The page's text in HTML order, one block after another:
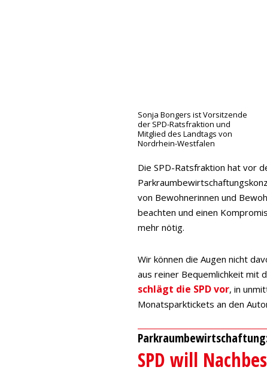
Sonja Bongers ist Vorsitzende
der SPD-Ratsfraktion und
Mitglied des Landtags von
Nordrhein-Westfalen
Die SPD-Ratsfraktion hat vor
von Bewohnerinnen und
beachten und einen
mehr nötig.
Wir können die Augen nicht
aus reiner Bequemlichkeit mit
schlägt die SPD vor, in
Monatsparktickets an den
SPD will